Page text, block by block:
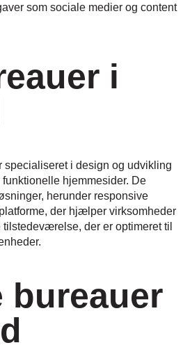
som sociale medier og content
i
specialiseret i design og udvikling
hjemmesider. De
herunder responsive
der hjælper virksomheder
der er optimeret til
bureauer